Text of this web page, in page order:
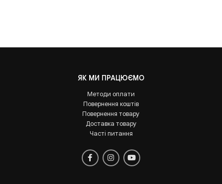
ЯК МИ ПРАЦЮЄМО
Методи оплати
Повернення коштів
Повернення товару
Доставка товару
Часті питання